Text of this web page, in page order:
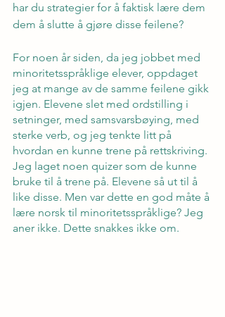
har du strategier for å faktisk lære dem
dem å slutte å gjøre disse feilene?
For noen år siden, da jeg jobbet med
minoritetsspråklige elever, oppdaget
jeg at mange av de samme feilene gikk
igjen. Elevene slet med ordstilling i
setninger, med samsvarsbøying, med
sterke verb, og jeg tenkte litt på
hvordan en kunne trene på rettskriving.
Jeg laget noen quizer som de kunne
bruke til å trene på. Elevene så ut til å
like disse. Men var dette en god måte å
lære norsk til minoritetsspråklige? Jeg
aner ikke. Dette snakkes ikke om.